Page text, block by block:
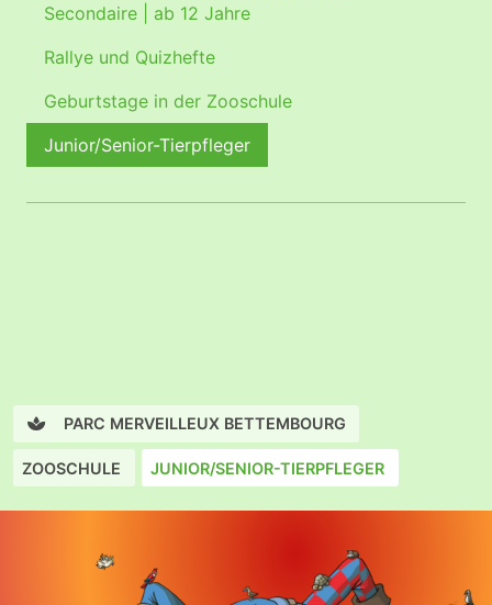
Secondaire | ab 12 Jahre
Rallye und Quizhefte
Geburtstage in der Zooschule
Junior/Senior-Tierpfleger
PARC MERVEILLEUX BETTEMBOURG
ZOOSCHULE JUNIOR/SENIOR-TIERPFLEGER